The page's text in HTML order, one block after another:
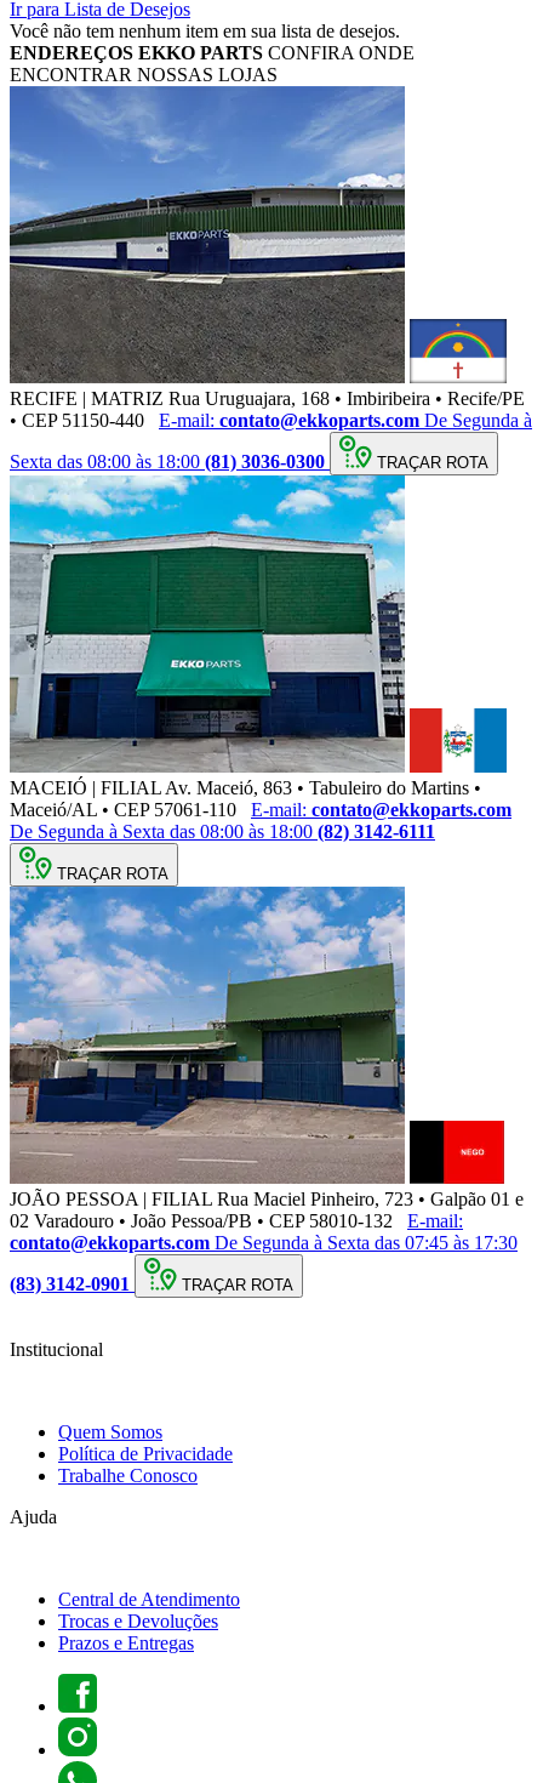
Ir para Lista de Desejos
Você não tem nenhum item em sua lista de desejos.
ENDEREÇOS EKKO PARTS CONFIRA ONDE
ENCONTRAR NOSSAS LOJAS
RECIFE | MATRIZ Rua Uruguajara, 168 • Imbiribeira • Recife/PE
• CEP 51150-440
E-mail: contato@ekkoparts.com De Segunda à
Sexta das 08:00 às 18:00 (81) 3036-0300 TRAÇAR ROTA
MACEIÓ | FILIAL Av. Maceió, 863 • Tabuleiro do Martins •
Maceió/AL • CEP 57061-110
E-mail: contato@ekkoparts.com
De Segunda à Sexta das 08:00 às 18:00 (82) 3142-6111
TRAÇAR ROTA
JOÃO PESSOA | FILIAL Rua Maciel Pinheiro, 723 • Galpão 01 e
02 Varadouro • João Pessoa/PB • CEP 58010-132
E-mail:
contato@ekkoparts.com De Segunda à Sexta das 07:45 às 17:30
(83) 3142-0901
TRAÇAR ROTA
Institucional
Quem Somos
Política de Privacidade
Trabalhe Conosco
Ajuda
Central de Atendimento
Trocas e Devoluções
Prazos e Entregas